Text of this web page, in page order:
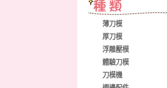
薄刀模
厚刀模
浮雕壓模
體驗刀模
刀模機